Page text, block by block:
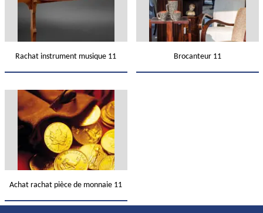
Rachat instrument musique 11 Brocanteur 11
Achat rachat pièce de monnaie 11